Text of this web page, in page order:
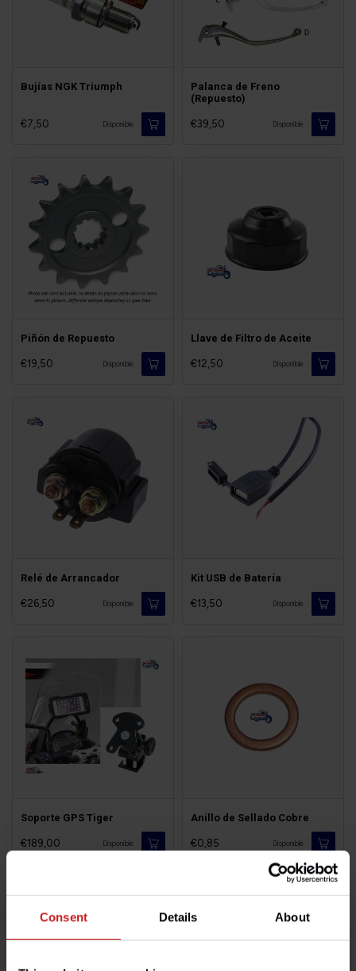
Consent Details About
Bujías NGK Triumph
€7,50 Disponible
Palanca de Freno
(Repuesto)
€39,50 Disponible
Piñón de Repuesto
€19,50 Disponible
Llave de Filtro de Aceite
€12,50 Disponible
Relé de Arrancador
€26,50 Disponible
Kit USB de Batería
€13,50 Disponible
Soporte GPS Tiger
€189,00 Disponible
Anillo de Sellado Cobre
€0,85 Disponible